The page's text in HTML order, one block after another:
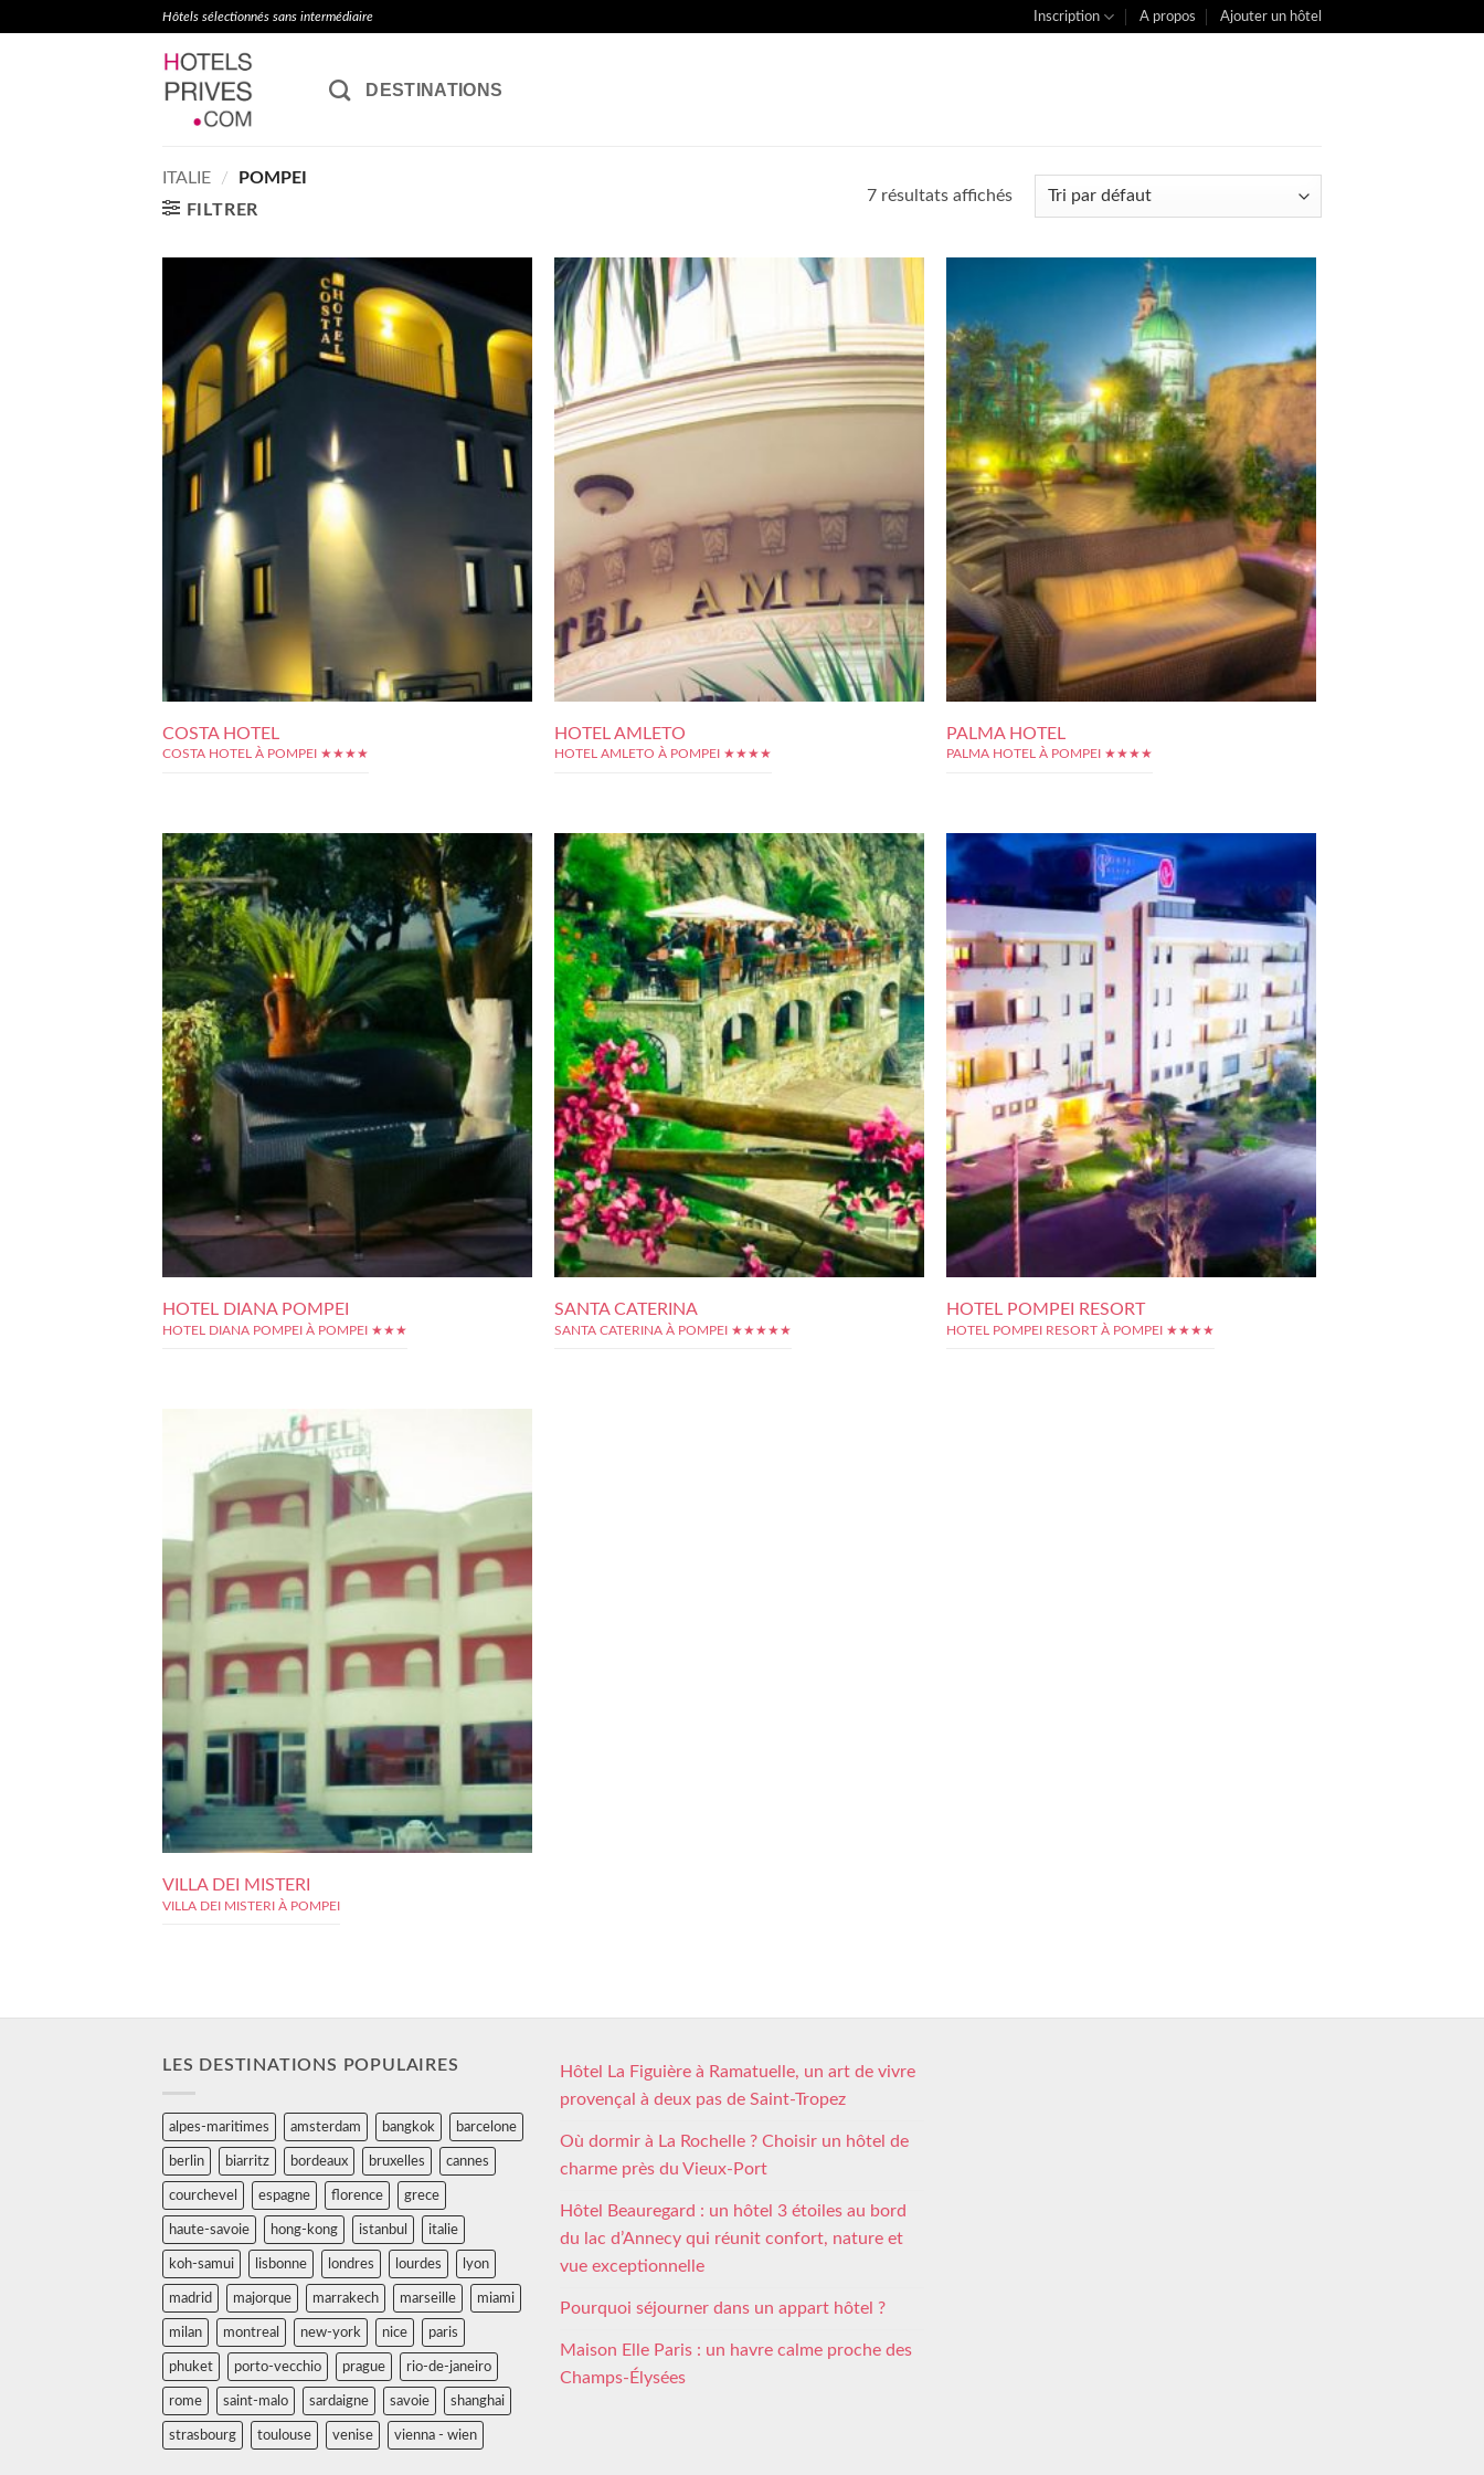
Hôtels sélectionnés sans intermédiaire Inscription A propos Ajouter un hôtel
DESTINATIONS
ITALIE /
POMPEI
FILTRER
7 résultats affichés
COSTA HOTEL
COSTA HOTEL À POMPEI ★★★★
HOTEL AMLETO
HOTEL AMLETO À POMPEI ★★★★
PALMA HOTEL
PALMA HOTEL À POMPEI ★★★★
HOTEL DIANA POMPEI
HOTEL DIANA POMPEI À POMPEI ★★★
SANTA CATERINA
SANTA CATERINA À POMPEI ★★★★★
HOTEL POMPEI RESORT
HOTEL POMPEI RESORT À POMPEI ★★★★
VILLA DEI MISTERI
VILLA DEI MISTERI À POMPEI
LES DESTINATIONS POPULAIRES
alpes-maritimes amsterdam bangkok barcelone
berlin biarritz bordeaux bruxelles cannes
courchevel espagne florence grece
haute-savoie hong-kong istanbul italie
koh-samui lisbonne londres lourdes lyon
madrid majorque marrakech marseille miami
milan montreal new-york nice paris
phuket porto-vecchio prague rio-de-janeiro
rome saint-malo sardaigne savoie shanghai
strasbourg toulouse venise vienna - wien
Hôtel La Figuière à Ramatuelle, un art de vivre
provençal à deux pas de Saint-Tropez
Où dormir à La Rochelle ? Choisir un hôtel de
charme près du Vieux-Port
Hôtel Beauregard : un hôtel 3 étoiles au bord
du lac d’Annecy qui réunit confort, nature et
vue exceptionnelle
Pourquoi séjourner dans un appart hôtel ?
Maison Elle Paris : un havre calme proche des
Champs-Élysées